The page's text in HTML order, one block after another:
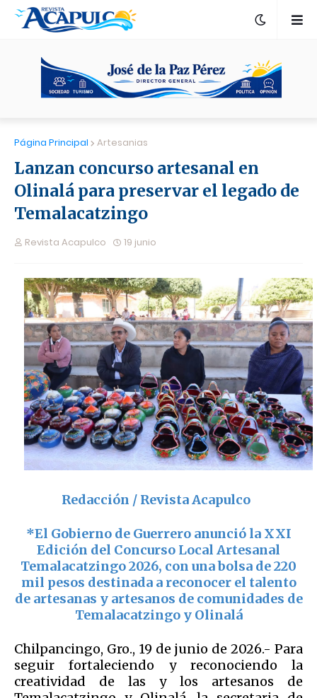
Página Principal Artesanias
Lanzan concurso artesanal en
Olinalá para preservar el legado de
Temalacatzingo
Revista Acapulco 19 junio
Redacción / Revista Acapulco
*El Gobierno de Guerrero anunció la XXI
Edición del Concurso Local Artesanal
Temalacatzingo 2026, con una bolsa de 220
mil pesos destinada a reconocer el talento
de artesanas y artesanos de comunidades de
Temalacatzingoy Olinalá
Chilpancingo, Gro., 19 de junio de 2026.- Para
seguir fortaleciendo y reconociendo la
creatividad de las y los artesanos de